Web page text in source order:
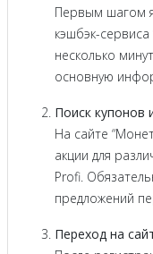
Первым шагом
кэшбэк-
несколько
основную
Поиск купонов
На сайте
акции для
Profi.
предложений
Переход на